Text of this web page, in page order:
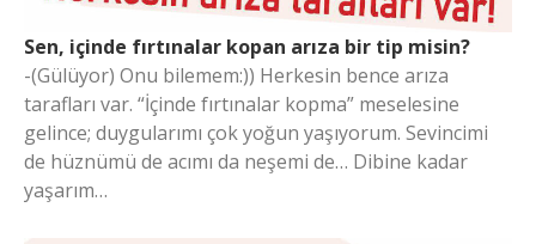
Sen, içinde fırtınalar kopan arıza bir tip misin?
-(Gülüyor) Onu bilemem:)) Herkesin bence arıza
tarafları var. “İçinde fırtınalar kopma” meselesine
gelince; duygularımı çok yoğun yaşıyorum. Sevincimi
de hüznümü de acımı da neşemi de… Dibine kadar
yaşarım…